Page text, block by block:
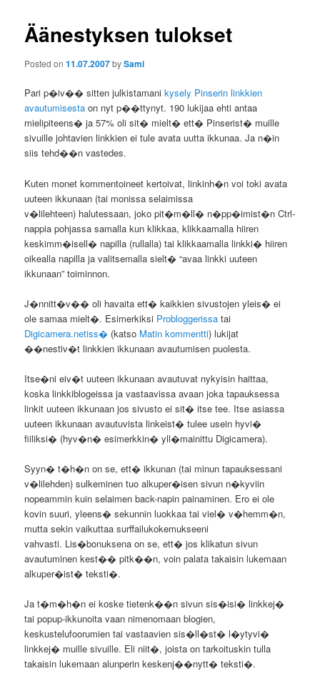
Äänestyksen tulokset
Posted on11.07.2007bySami
Pari p�iv�� sitten julkistamanikysely Pinserin linkkien
avautumisesta on nyt p��ttynyt. 190 lukijaa ehti antaa
mielipiteens� ja 57% oli sit� mielt� ett� Pinserist� muille
sivuille johtavien linkkien ei tule avata uutta ikkunaa. Ja n�in
siis tehd��n vastedes.
Kuten monet kommentoineet kertoivat, linkinh�n voi toki avata
uuteen ikkunaan (tai monissa selaimissa
v�lilehteen) halutessaan, joko pit�m�ll� n�pp�imist�n Ctrl-
nappia pohjassa samalla kun klikkaa, klikkaamalla hiiren
keskimm�isell� napilla (rullalla) tai klikkaamalla linkki� hiiren
oikealla napilla ja valitsemalla sielt� “avaa linkki uuteen
ikkunaan” toiminnon.
J�nnitt�v�� oli havaita ett� kaikkien sivustojen yleis� ei
ole samaa mielt�. Esimerkiksi Probloggerissa tai
Digicamera.netiss� (katso Matin kommentti) lukijat
��nestiv�t linkkien ikkunaan avautumisen puolesta.
Itse�ni eiv�t uuteen ikkunaan avautuvat nykyisin haittaa,
koska linkkiblogeissa ja vastaavissa avaan joka tapauksessa
linkit uuteen ikkunaan jos sivusto ei sit� itse tee. Itse asiassa
uuteen ikkunaan avautuvista linkeist� tulee usein hyvi�
fiiliksi� (hyv�n� esimerkkin� yll�mainittu Digicamera).
Syyn� t�h�n on se, ett� ikkunan (tai minun tapauksessani
v�lilehden) sulkeminen tuo alkuper�isen sivun n�kyviin
nopeammin kuin selaimen back-napin painaminen. Ero ei ole
kovin suuri, yleens� sekunnin luokkaa tai viel� v�hemm�n,
mutta sekin vaikuttaa surffailukokemukseeni
vahvasti. Lis�bonuksena on se, ett� jos klikatun sivun
avautuminen kest�� pitk��n, voin palata takaisin lukemaan
alkuper�ist� teksti�.
Ja t�m�h�n ei koske tietenk��n sivun sis�isi� linkkej�
tai popup-ikkunoita vaan nimenomaan blogien,
keskustelufoorumien tai vastaavien sis�ll�st� l�ytyvi�
linkkej� muille sivuille. Eli niit�, joista on tarkoituskin tulla
takaisin lukemaan alunperin keskenj��nytt� teksti�.